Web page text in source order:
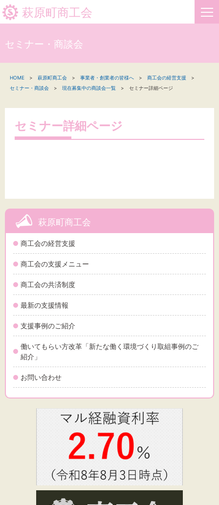
萩原町商工会
新着情報
関係機関の方へ
黒 白 黄
セミナー・商談会
萩原町商工会
商工会の経営支援
商工会の支援メニュー
商工会の共済制度
最新の支援情報
支援事例のご紹介
働いてもらい方改革「新たな働く環境づくり取組事例のご
紹介」
お問い合わせ
HOME 萩原町商工会 事業者・創業者の皆様へ
商工会の経営支援
セミナー・商談会
現在募集中の商談会一覧 セミナー詳細ページ
セミナー詳細ページ